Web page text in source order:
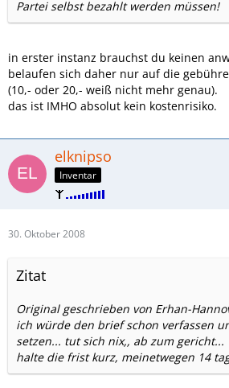
Partei selbst bezahlt werden müssen!
in erster instanz brauchst du keinen
belaufen sich daher nur auf die
(10,- oder 20,- weiß nicht mehr genau).
das ist IMHO absolut kein kostenrisiko.
elknipso
Inventar
30. Oktober 2008
Zitat
Original geschrieben von Erhan-
ich würde den brief schon verfassen
setzen... tut sich nix,, ab zum gericht...
halte die frist kurz, meinetwegen 14